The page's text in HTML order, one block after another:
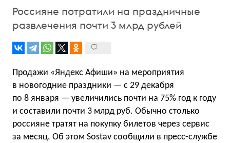
Россияне потратили на праздничные
развлечения почти 3 млрд рублей
Продажи «Яндекс Афиши» на мероприятия
в новогодние праздники — с 29 декабря
по 8 января — увеличились почти на 75% год к году
и составили почти 3 млрд руб. Обычно столько
россияне тратят на покупку билетов через сервис
за месяц. Об этом Sostav сообщили в пресс-службе